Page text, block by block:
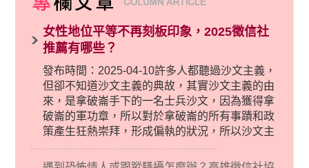
女性地位平等不再刻板印象，2025徵信社
推薦有哪些？
發布時間：2025-04-10許多人都聽過沙文主義，
但卻不知道沙文主義的典故，其實沙文主義的由
來，是拿破崙手下的一名士兵沙文，因為獲得拿
破崙的軍功章，所以對於拿破崙的所有事蹟和政
策產生狂熱崇拜，形成偏執的狀況，所以沙文主
義後來就被拿來暗指偏見和歧視，而且有沙文主
義傾向的人，通常對於自己的國家和民族有超強